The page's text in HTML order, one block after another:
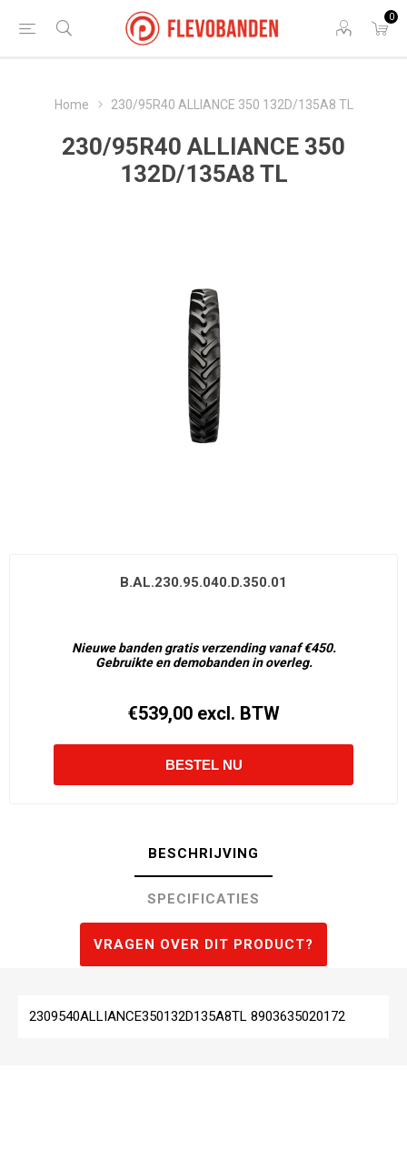
0
Home 230/95R40 ALLIANCE 350 132D/135A8 TL
230/95R40 ALLIANCE 350
132D/135A8 TL
B.AL.230.95.040.D.350.01
Nieuwe banden gratis verzending vanaf €450.
Gebruikte en demobanden in overleg.
€539,00 excl. BTW
BESCHRIJVING
SPECIFICATIES
VRAGEN OVER DIT PRODUCT?
2309540ALLIANCE350132D135A8TL 8903635020172